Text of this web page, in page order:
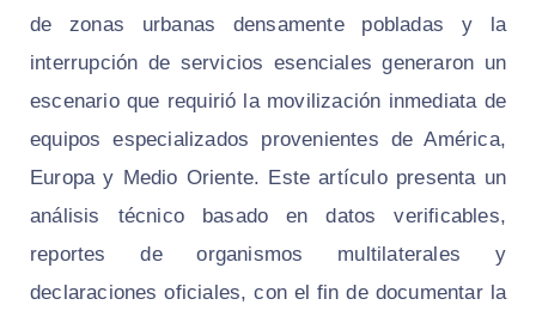
de zonas urbanas densamente pobladas y la
interrupción de servicios esenciales generaron un
escenario que requirió la movilización inmediata de
equipos especializados provenientes de América,
Europa y Medio Oriente. Este artículo presenta un
análisis técnico basado en datos verificables,
reportes de organismos multilaterales y
declaraciones oficiales, con el fin de documentar la